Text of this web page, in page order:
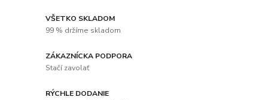
VŠETKO SKLADOM
99 % držíme skladom
ZÁKAZNÍCKA PODPORA
Stačí zavolať
RÝCHLE DODANIE